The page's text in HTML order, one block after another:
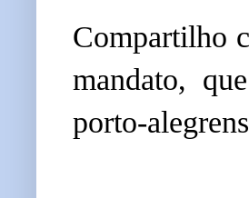
Compartilho
mandato,
porto-